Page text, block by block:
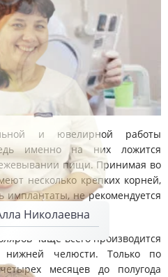
Николаевна
и ювелирной работы
именно на них ложится
пищи. Принимая во
несколько крепких корней,
не рекомендуется
операции.
чаще всего производится
нижней челюсти. Только по
месяцев до полугода